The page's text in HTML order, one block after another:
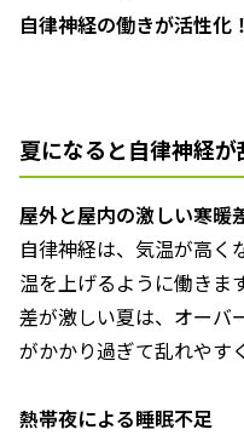
自律神経の働きが活性化！
夏になると自律神経
屋外と屋内の激しい寒暖
自律神経は、気温が高く
温を上げるように働きま
差が激しい夏は、オーバ
がかかり過ぎて乱れやす
熱帯夜による睡眠不足